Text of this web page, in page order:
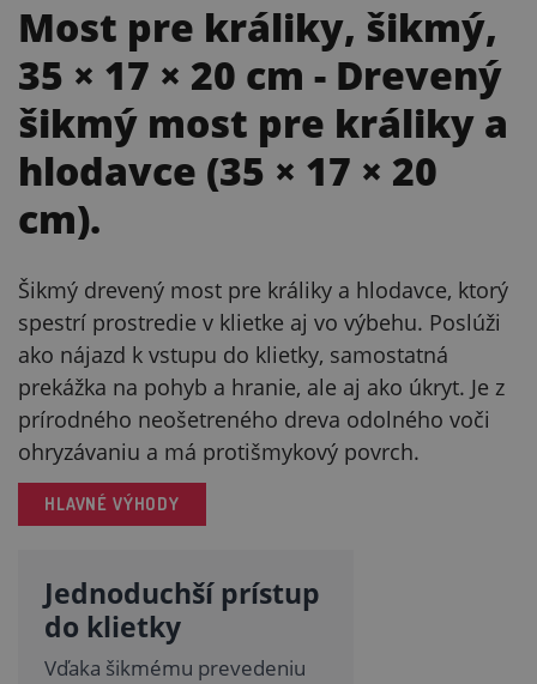
Most pre králiky, šikmý,
35 × 17 × 20 cm - Drevený
šikmý most pre králiky a
hlodavce (35 × 17 × 20
cm).
Šikmý drevený most pre králiky a hlodavce, ktorý
spestrí prostredie v klietke aj vo výbehu. Poslúži
ako nájazd k vstupu do klietky, samostatná
prekážka na pohyb a hranie, ale aj ako úkryt. Je z
prírodného neošetreného dreva odolného voči
ohryzávaniu a má protišmykový povrch.
HLAVNÉ VÝHODY
Jednoduchší prístup
do klietky
Vďaka šikmému prevedeniu